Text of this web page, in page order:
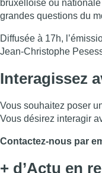
bruxelloise ou
grandes questions du
Diffusée à 17h,
Jean-Christophe
Interagissez
Vous souhaitez poser
Vous désirez interagir
Contactez-nous par
+ d’Actu en